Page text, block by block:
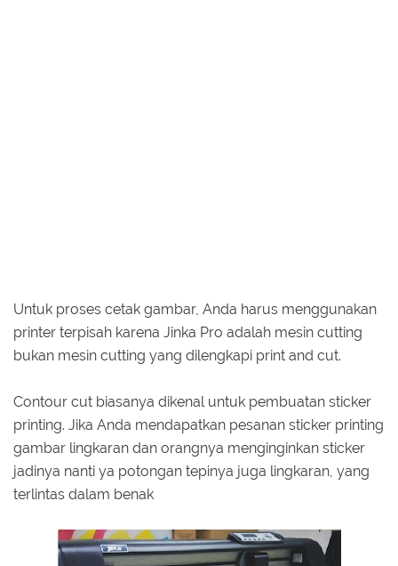
Untuk proses cetak gambar, Anda harus menggunakan
printer terpisah karena Jinka Pro adalah mesin cutting
bukan mesin cutting yang dilengkapi print and cut.
Contour cut biasanya dikenal untuk pembuatan sticker
printing. Jika Anda mendapatkan pesanan sticker printing
gambar lingkaran dan orangnya menginginkan sticker
jadinya nanti ya potongan tepinya juga lingkaran, yang
terlintas dalam benak